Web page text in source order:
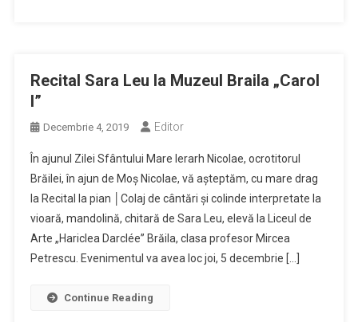
Recital Sara Leu la Muzeul Braila „Carol
I”
Decembrie 4, 2019 Editor
În ajunul Zilei Sfântului Mare Ierarh Nicolae, ocrotitorul
Brăilei, în ajun de Moş Nicolae, vă aşteptăm, cu mare drag
la Recital la pian │Colaj de cântări şi colinde interpretate la
vioară, mandolină, chitară de Sara Leu, elevă la Liceul de
Arte „Hariclea Darclée” Brăila, clasa profesor Mircea
Petrescu. Evenimentul va avea loc joi, 5 decembrie […]
Continue Reading